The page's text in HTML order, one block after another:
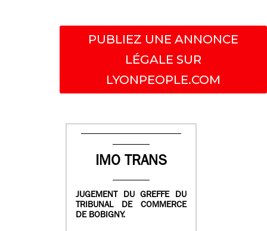
PUBLIEZ UNE ANNONCE
LÉGALE SUR
LYONPEOPLE.COM
IMO TRANS
JUGEMENT DU GREFFE DU
TRIBUNAL DE COMMERCE
DE BOBIGNY.